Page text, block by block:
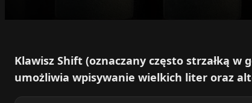
Klawisz Shift (oznaczany często strzałką
umożliwia wpisywanie wielkich liter oraz